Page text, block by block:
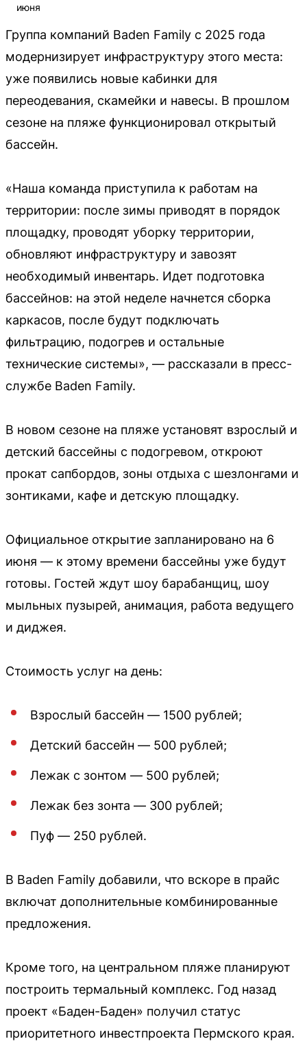
июня
Группа компаний Baden Family с 2025 года
модернизирует инфраструктуру этого места:
уже появились новые кабинки для
переодевания, скамейки и навесы. В прошлом
сезоне на пляже функционировал открытый
бассейн.
«Наша команда приступила к работам на
территории: после зимы приводят в порядок
площадку, проводят уборку территории,
обновляют инфраструктуру и завозят
необходимый инвентарь. Идет подготовка
бассейнов: на этой неделе начнется сборка
каркасов, после будут подключать
фильтрацию, подогрев и остальные
технические системы», — рассказали в пресс-
службе Baden Family.
В новом сезоне на пляже установят взрослый и
детский бассейны с подогревом, откроют
прокат сапбордов, зоны отдыха с шезлонгами и
зонтиками, кафе и детскую площадку.
Официальное открытие запланировано на 6
июня — к этому времени бассейны уже будут
готовы. Гостей ждут шоу барабанщиц, шоу
мыльных пузырей, анимация, работа ведущего
и диджея.
Стоимость услуг на день:
Взрослый бассейн — 1500 рублей;
Детский бассейн — 500 рублей;
Лежак с зонтом — 500 рублей;
Лежак без зонта — 300 рублей;
Пуф — 250 рублей.
В Baden Family добавили, что вскоре в прайс
включат дополнительные комбинированные
предложения.
Кроме того, на центральном пляже планируют
построить термальный комплекс. Год назад
проект «Баден-Баден» получил статус
приоритетного инвестпроекта Пермского края.